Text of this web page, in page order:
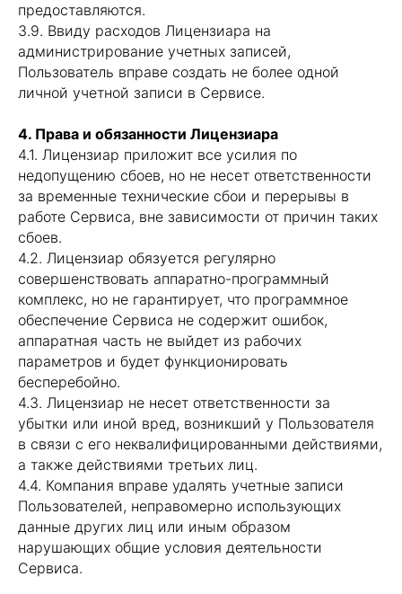
предоставляются.
3.9. Ввиду расходов Лицензиара на
администрирование учетных записей,
Пользователь вправе создать не более одной
личной учетной записи в Сервисе.
4. Права и обязанности Лицензиара
4.1. Лицензиар приложит все усилия по
недопущению сбоев, но не несет ответственности
за временные технические сбои и перерывы в
работе Сервиса, вне зависимости от причин таких
сбоев.
4.2. Лицензиар обязуется регулярно
совершенствовать аппаратно-программный
комплекс, но не гарантирует, что программное
обеспечение Сервиса не содержит ошибок,
аппаратная часть не выйдет из рабочих
параметров и будет функционировать
бесперебойно.
4.3. Лицензиар не несет ответственности за
убытки или иной вред, возникший у Пользователя
в связи с его неквалифицированными действиями,
а также действиями третьих лиц.
4.4. Компания вправе удалять учетные записи
Пользователей, неправомерно использующих
данные других лиц или иным образом
нарушающих общие условия деятельности
Сервиса.